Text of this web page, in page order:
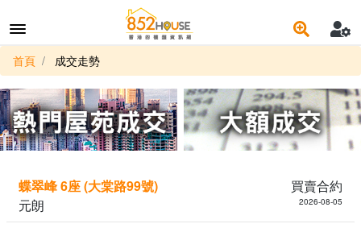
首頁 成交走勢
蝶翠峰 6座 (大棠路99號)
買賣合約
元朗
2026-08-05